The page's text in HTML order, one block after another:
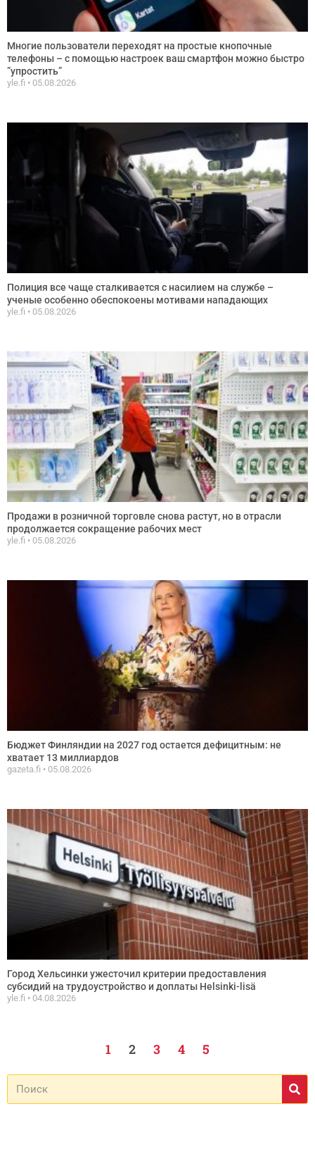
Многие пользователи переходят на простые кнопочные
телефоны – с помощью настроек ваш смартфон можно быстро
”упростить”
yle.fi 05.08.2026
Полиция все чаще сталкивается с насилием на службе –
ученые особенно обеспокоены мотивами нападающих
yle.fi 05.08.2026
Продажи в розничной торговле снова растут, но в отрасли
продолжается сокращение рабочих мест
yle.fi 05.08.2026
Бюджет Финляндии на 2027 год остается дефицитным: не
хватает 13 миллиардов
gazeta.fi 05.08.2026
Город Хельсинки ужесточил критерии предоставления
субсидий на трудоустройство и доплаты Helsinki-lisä
yle.fi 04.08.2026
1 2 3 4 5